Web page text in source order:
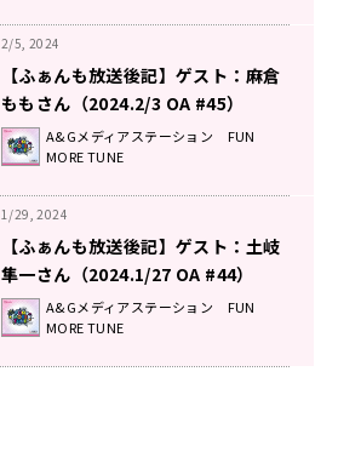
2/5, 2024
【ふぁんも放送後記】ゲスト：麻倉
ももさん（2024.2/3 OA #45）
A&Gメディアステーション FUN
MORE TUNE
1/29, 2024
【ふぁんも放送後記】ゲスト：土岐
隼一さん（2024.1/27 OA #44）
A&Gメディアステーション FUN
MORE TUNE